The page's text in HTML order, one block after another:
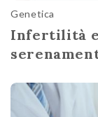
Genetica
Infertilità